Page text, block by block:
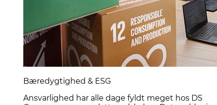
Bæredygtighed & ESG
Ansvarlighed har alle dage fyldt meget hos DS